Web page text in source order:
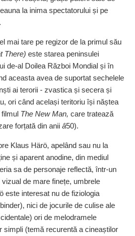
la inima spectatorului și pe
mai tare pe regizor de la primul său
There) este starea peninsulei
de‑al Doilea Război Mondial și în
aceasta avea de suportat sechelele
ai terorii - zvastica și secera și
ori când același teritoriu își năștea
The New Man, care tratează
forțată din anii â50).
Klaus Härö, apelând sau nu la
și aparent anodine, din mediul
sa de personaje reflectă, într‑un
de mare finețe, umbrele
este interesat nu de fiziologia
nici de jocurile de culise ale
ori de melodramele
simpli (temă recurentă a cineaștilor